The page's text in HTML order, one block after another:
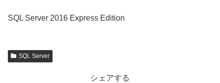
SQL Server 2016 Express Edition
SQL Server
シェアする